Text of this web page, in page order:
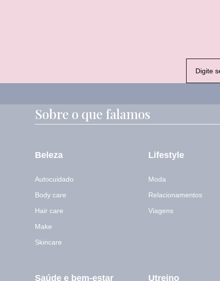
m
Sobre o que falamos
Beleza
Autocuidado
Body care
Hair care
Make
Skincare
Lifestyle
Moda
Relacionamentos
Viagens
Saúde e bem-estar Utreino